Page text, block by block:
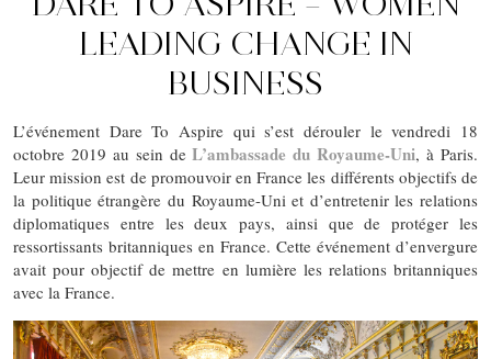
LEADING CHANGE IN
BUSINESS
L’événement Dare To Aspire qui s’est dérouler le vendredi 18
octobre 2019 au sein deL’ambassade du Royaume-Uni, à Paris.
Leur mission est de promouvoir en France les différents objectifs de
la politique étrangère du Royaume-Uni et d’entretenir les relations
diplomatiques entre les deux pays, ainsi que de protéger les
ressortissants britanniques en France. Cette événement d’envergure
avait pour objectif de mettre en lumière les relations britanniques
avec la France.